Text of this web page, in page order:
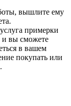
вышлите ему
примерки
и вы сможете
в вашем
покупать или